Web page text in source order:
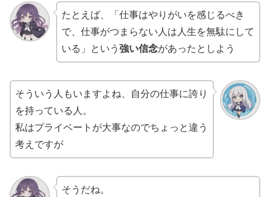
たとえば、「仕事はやりがいを感じるべき
で、仕事がつまらない人は人生を無駄にして
いる」という 強い信念があったとしよう
そういう人もいますよね、自分の仕事に誇り
を持っている人。
私はプライベートが大事なのでちょっと違う
考えですが
そうだね。